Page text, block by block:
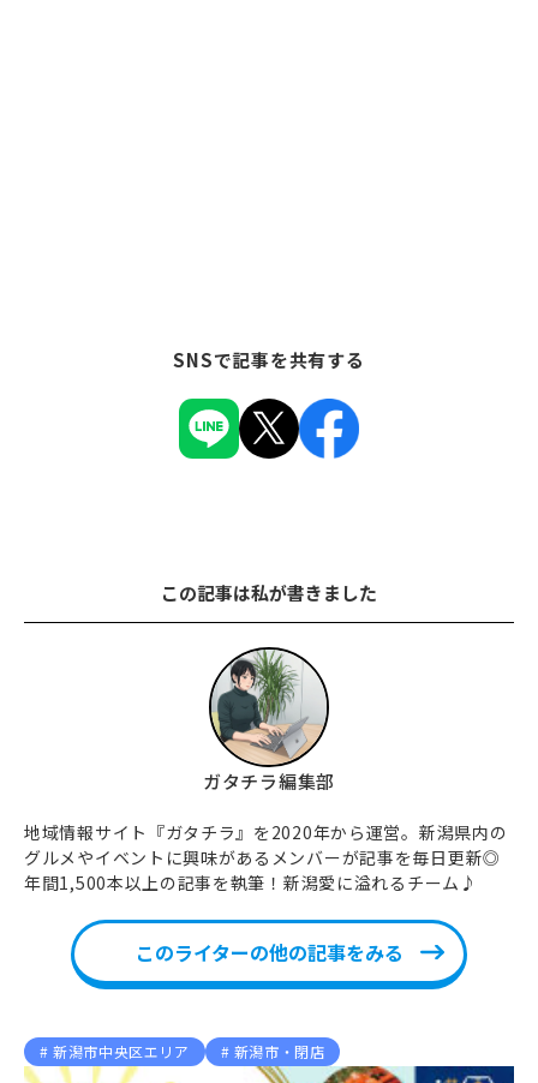
SNSで記事を共有する
この記事は私が書きました
ガタチラ編集部
地域情報サイト『ガタチラ』を2020年から運営。新潟県内の
グルメやイベントに興味があるメンバーが記事を毎日更新◎
年間1,500本以上の記事を執筆！新潟愛に溢れるチーム♪
このライターの他の記事をみる
新潟市中央区エリア 新潟市・閉店